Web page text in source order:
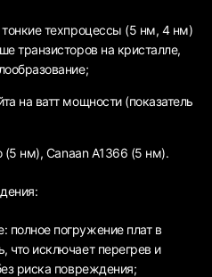
техпроцессы (5 нм, 4 нм)
транзисторов на кристалле,
на ватт мощности (показатель
нм), Canaan A1366 (5 нм).
погружение плат в
что исключает перегрев и
риска повреждения;